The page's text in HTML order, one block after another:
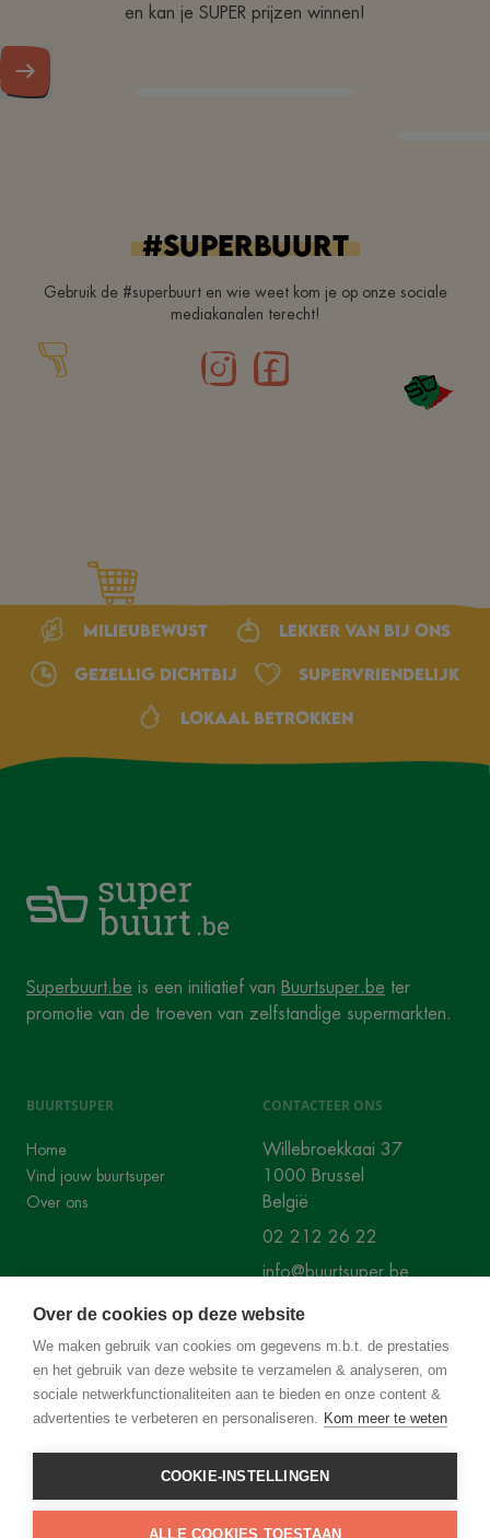
Over de cookies op deze website
We maken gebruik van cookies om gegevens m.b.t. de prestaties
en het gebruik van deze website te verzamelen & analyseren, om
sociale netwerkfunctionaliteiten aan te bieden en onze content &
advertenties te verbeteren en personaliseren. Kom meer te weten
COOKIE-INSTELLINGEN
ALLE COOKIES TOESTAAN
en kan je SUPER prijzen winnen!
#superbuurt
Gebruik de #superbuurt en wie weet kom je op onze sociale
mediakanalen terecht!
Milieubewust Lekker van bij ons
Gezellig dichtbij Supervriendelijk
Lokaal betrokken
Superbuurt.be is een initiatief van Buurtsuper.be ter
promotie van de troeven van zelfstandige supermarkten.
BUURTSUPER
Home
Vind jouw buurtsuper
Over ons
CONTACTEER ONS
Willebroekkaai 37
1000 Brussel
België
02 212 26 22
info@buurtsuper.be
SOCIALS
Instagram Facebook
©2026Superbuurt